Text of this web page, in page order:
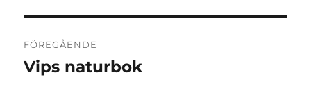
FÖREGÅENDE
Föregående
Vips naturbok